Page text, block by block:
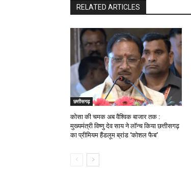
RELATED ARTICLES
छत्तीसगढ़
कोसा की चमक अब वैश्विक बाजार तक :
मुख्यमंत्री विष्णु देव साय ने लॉन्च किया छत्तीसगढ़
का प्रीमियम हैंडलूम ब्रांड ‘कोशल फैब’